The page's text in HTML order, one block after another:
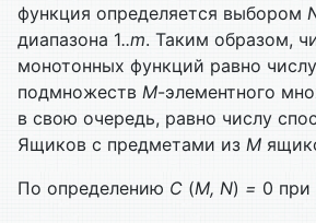
функция определяется выбором
диапазона 1..m. Таким образом,
монотонных функций равно числу
подмножеств M-элементного
в свою очередь, равно числу
Ящиков с предметами из M
По определению С (M, N) = 0 при